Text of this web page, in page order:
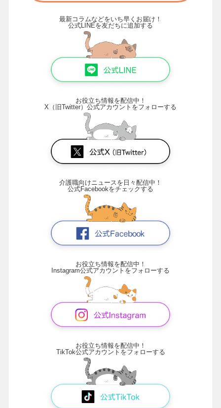
最新コラムなどをいち早くお届け！
公式LINEを友だちに追加する
お役立ち情報を配信中！
X（旧Twitter）公式アカウントをフォローする
介護職向けニュースを日々配信中！
公式Facebookをチェックする
お役立ち情報を配信中！
Instagram公式アカウントをフォローする
お役立ち情報を配信中！
TikTok公式アカウントをフォローする